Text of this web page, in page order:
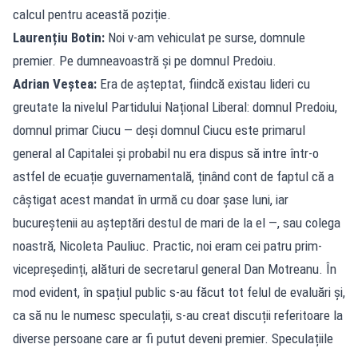
calcul pentru această poziție.
Laurențiu Botin: Noi v-am vehiculat pe surse, domnule
premier. Pe dumneavoastră și pe domnul Predoiu.
Adrian Veștea: Era de așteptat, fiindcă existau lideri cu
greutate la nivelul Partidului Național Liberal: domnul Predoiu,
domnul primar Ciucu — deși domnul Ciucu este primarul
general al Capitalei și probabil nu era dispus să intre într-o
astfel de ecuație guvernamentală, ținând cont de faptul că a
câștigat acest mandat în urmă cu doar șase luni, iar
bucureștenii au așteptări destul de mari de la el —, sau colega
noastră, Nicoleta Pauliuc. Practic, noi eram cei patru prim-
vicepreședinți, alături de secretarul general Dan Motreanu. În
mod evident, în spațiul public s-au făcut tot felul de evaluări și,
ca să nu le numesc speculații, s-au creat discuții referitoare la
diverse persoane care ar fi putut deveni premier. Speculațiile